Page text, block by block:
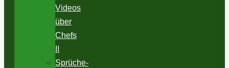
Videos
über
Chefs
Sprüche-